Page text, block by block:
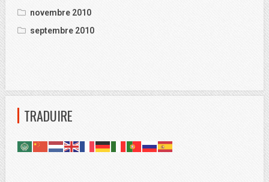
novembre 2010
septembre 2010
TRADUIRE